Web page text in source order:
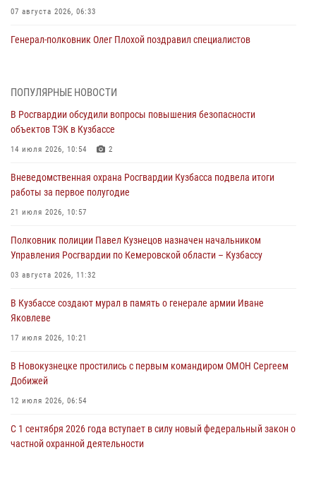
07 августа 2026, 06:33
Генерал-полковник Олег Плохой поздравил специалистов
07 августа 2026, 05:32
С 1 сентября 2026 года вступает в силу новый федеральный закон о
частной охранной деятельности
06 августа 2026, 10:19
Росгвардейцы задержали предполагаемого виновника причинения
ножевого ранения кемеровчанину
06 августа 2026, 09:18
Росгвардейцы задержали мужчину, повредившего имущество
горожанки
06 августа 2026, 08:17
Росгвардейцы пресекли противоправные действия и защитили
новокузнечанку от агрессивного знакомого
06 августа 2026, 07:16
ПОПУЛЯРНЫЕ НОВОСТИ
В Росгвардии обсудили вопросы повышения безопасности
объектов ТЭК в Кузбассе
14 июля 2026, 10:54 2
Вневедомственная охрана Росгвардии Кузбасса подвела итоги
работы за первое полугодие
21 июля 2026, 10:57
Полковник полиции Павел Кузнецов назначен начальником
Управления Росгвардии по Кемеровской области – Кузбассу
03 августа 2026, 11:32
В Кузбассе создают мурал в память о генерале армии Иване
Яковлеве
17 июля 2026, 10:21
В Новокузнецке простились с первым командиром ОМОН Сергеем
Добижей
12 июля 2026, 06:54
С 1 сентября 2026 года вступает в силу новый федеральный закон о
частной охранной деятельности